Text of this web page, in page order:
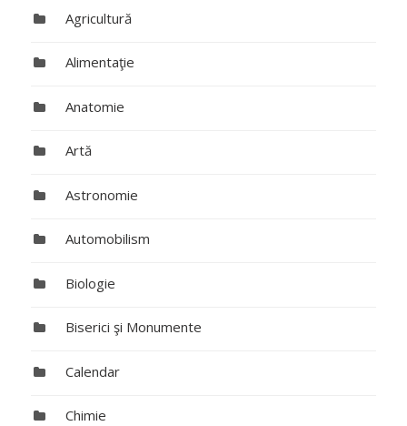
Agricultură
Alimentaţie
Anatomie
Artă
Astronomie
Automobilism
Biologie
Biserici şi Monumente
Calendar
Chimie